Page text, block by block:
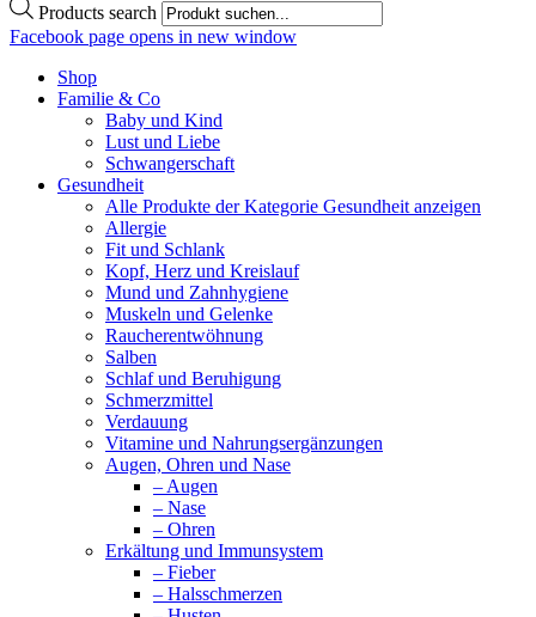
Products search
Facebook page opens in new window
Shop
Familie & Co
Baby und Kind
Lust und Liebe
Schwangerschaft
Gesundheit
Alle Produkte der Kategorie Gesundheit anzeigen
Allergie
Fit und Schlank
Kopf, Herz und Kreislauf
Mund und Zahnhygiene
Muskeln und Gelenke
Raucherentwöhnung
Salben
Schlaf und Beruhigung
Schmerzmittel
Verdauung
Vitamine und Nahrungsergänzungen
Augen, Ohren und Nase
– Augen
– Nase
– Ohren
Erkältung und Immunsystem
– Fieber
– Halsschmerzen